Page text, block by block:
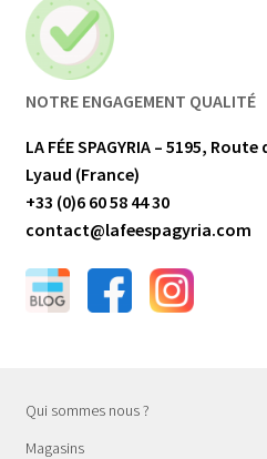
NOTRE ENGAGEMENT QUALITÉ
LA FÉE SPAGYRIA – 5195,
Lyaud (France)
+33 (0)6 60 58 44 30
contact@lafeespagyria.com
Qui sommes nous ?
Magasins